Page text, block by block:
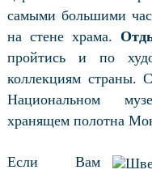
самыми большими
на стене храма.
пройтись и по
коллекциям страны.
Национальном
хранящем полотна
Если Вам